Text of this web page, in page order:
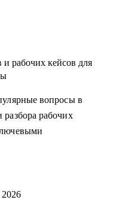
рабочих кейсов для
вопросы в
разбора рабочих
2026